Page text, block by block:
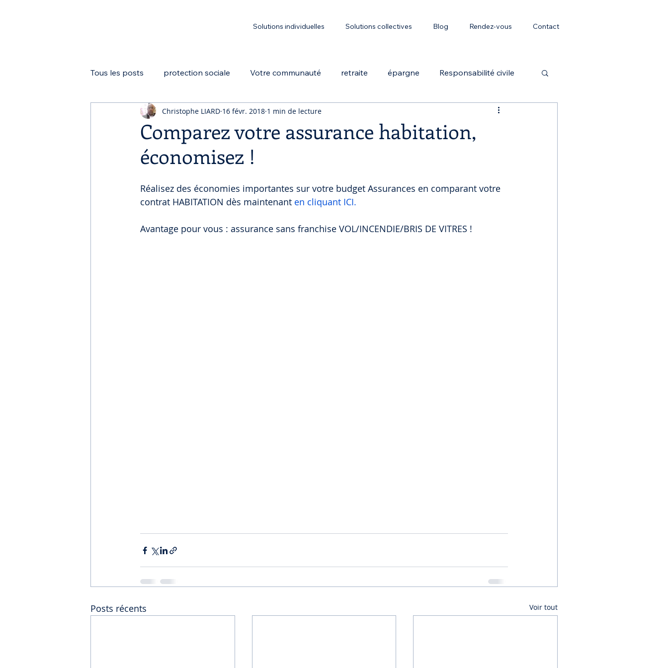
Solutions individuelles Solutions collectives Blog Rendez-vous Contact
Tous les posts protection sociale Votre communauté retraite épargne Responsabilité civile
Mandataire social LOI PACTE PER Santé
Loi Madelin
Comparez votre assurance habitation,
économisez !
Christophe LIARD 16 févr. 2018 1 min de lecture
Réalisez des économies importantes sur votre budget Assurances en comparant votre
contrat HABITATION dès maintenant en cliquant ICI.
Avantage pour vous : assurance sans franchise VOL/INCENDIE/BRIS DE VITRES !
Posts récents Voir tout